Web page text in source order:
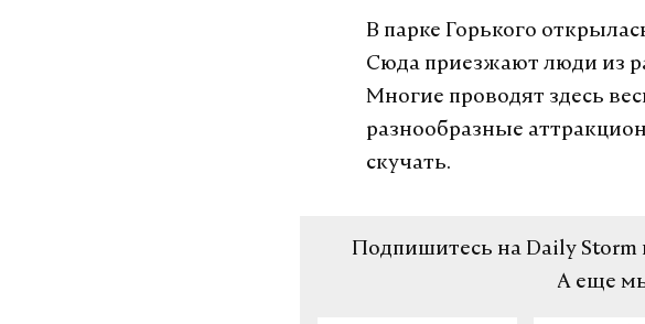
Запорожскую АЭС
переведут на
стандарты работы к
году
Это очень дорогой для России
25 апреля 2023
В парке Горького
Сюда приезжают люди из
Многие проводят здесь
разнообразные
скучать.
Подпишитесь на Daily Storm
А еще